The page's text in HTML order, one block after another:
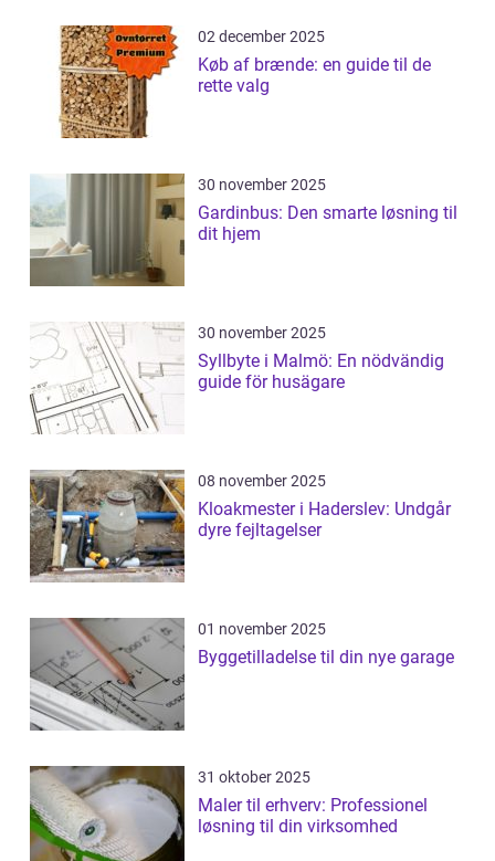
02 december 2025
Køb af brænde: en guide til de
rette valg
30 november 2025
Gardinbus: Den smarte løsning til
dit hjem
30 november 2025
Syllbyte i Malmö: En nödvändig
guide för husägare
08 november 2025
Kloakmester i Haderslev: Undgår
dyre fejltagelser
01 november 2025
Byggetilladelse til din nye garage
31 oktober 2025
Maler til erhverv: Professionel
løsning til din virksomhed